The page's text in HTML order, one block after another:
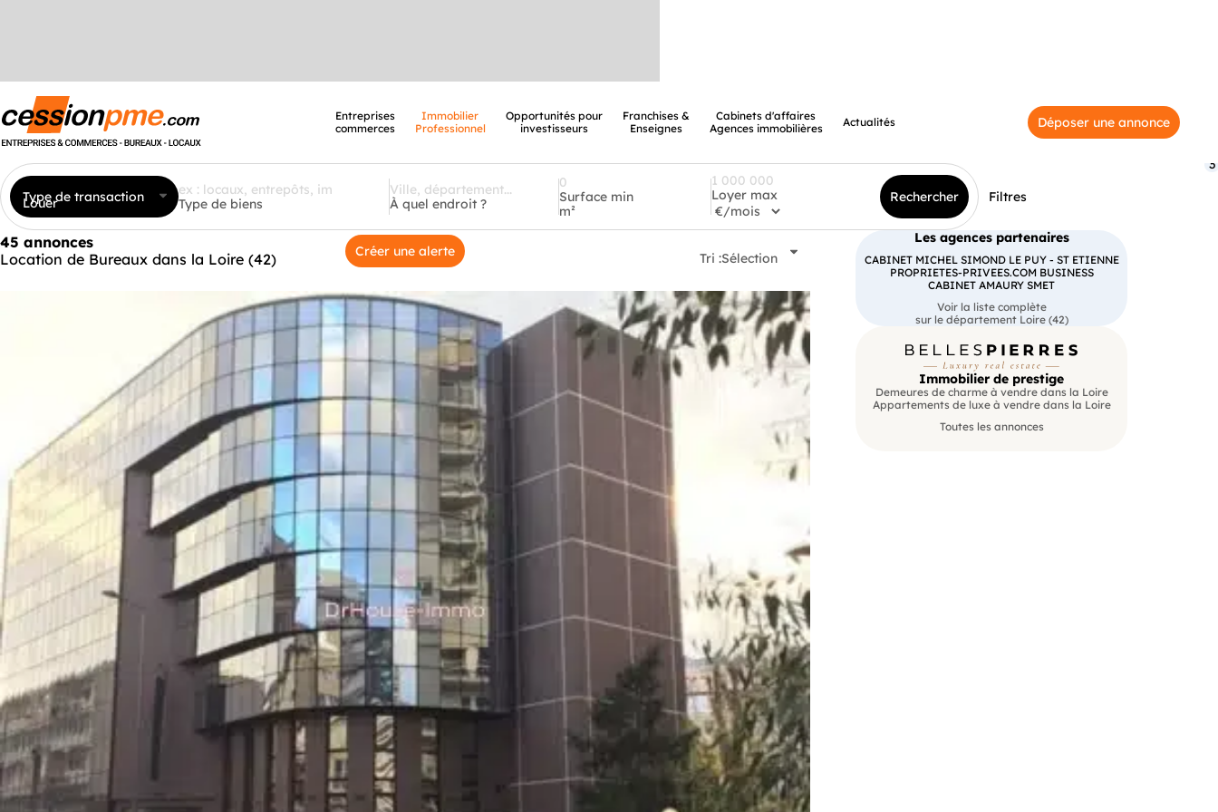
Entreprises
commerces
Immobilier
Professionnel
Opportunités pour
investisseurs
Franchises &
Enseignes
Cabinets d'affaires
Agences immobilières
Actualités Déposer une annonce
Type de transaction
Louer Type de biens À quel endroit ?
Surface min
m²
Loyer max Rechercher Filtres
3
45 annonces
Location de Bureaux dans la Loire (42)
Créer une alerte Tri :Sélection
Les agences partenaires
CABINET MICHEL SIMOND LE PUY - ST ETIENNE
PROPRIETES-PRIVEES.COM BUSINESS
CABINET AMAURY SMET
Voir la liste complète
sur le département Loire (42)
Immobilier de prestige
Demeures de charme à vendre dans la Loire
Appartements de luxe à vendre dans la Loire
Toutes les annonces